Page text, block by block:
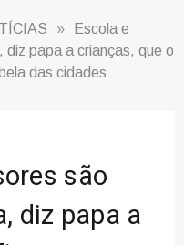
»
Escola e
papa a crianças, que o
das cidades
são
diz papa a